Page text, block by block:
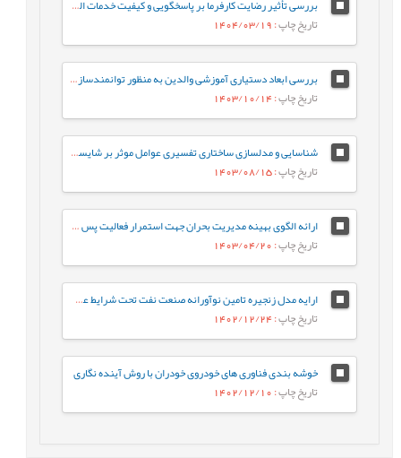
بررسی تأثیر رضایت کارفرما بر پاسخگویی و کیفیت خدمات الکترونیک با میانجی گری اعتماد کارفرمایان کارگاه های کسب و کار کوچک شهرستان شازند
تاریخ چاپ: 1404/03/19
بررسی ابعاد دستیاری آموزشی والدین به منظور توانمندسازی آموزش آنلاین در مواقع بحرانی در عصر فناوریهای هوشمند
تاریخ چاپ: 1403/10/14
شناسایی و مدلسازی ساختاری تفسیری عوامل موثر بر شایستگی بنیادی مدیران منابع انسانی مرتبط با استارتاپ های حمل و نقل
تاریخ چاپ: 1403/08/15
ارائه الگوی بهینه مدیریت بحران جهت استمرار فعالیت پس از حادثه (مطالعه موردی: سازمان-های صنعتی دفاعی).
تاریخ چاپ: 1403/04/20
ارایه مدل زنجیره تامین نوآورانه صنعت نفت تحت شرایط عدم اطمینان
تاریخ چاپ: 1402/12/24
خوشه بندی فناوری های خودروی خودران با روش آینده نگاری
تاریخ چاپ: 1402/12/10